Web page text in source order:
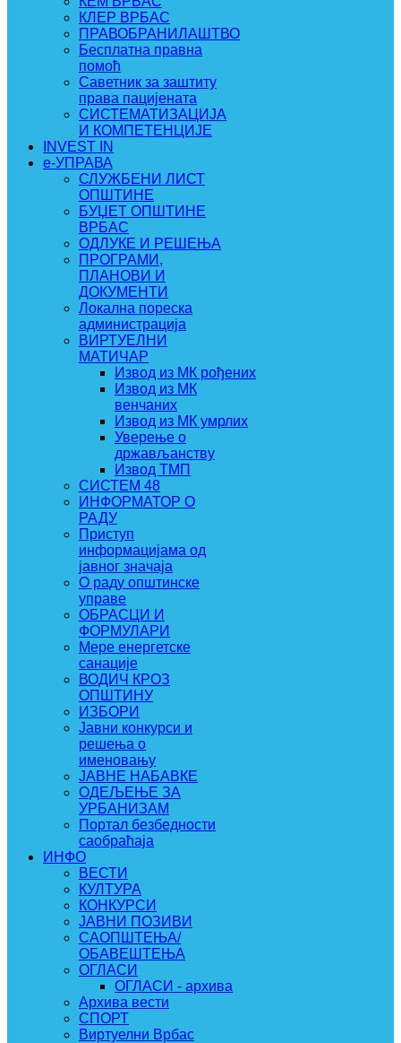
КЛЕР ВРБАС
ПРАВОБРАНИЛАШТВО
Бесплатна правна
помоћ
Саветник за заштиту
права пацијената
СИСТЕМАТИЗАЦИЈА
И КОМПЕТЕНЦИЈЕ
INVEST IN
e-УПРАВА
СЛУЖБЕНИ ЛИСТ
ОПШТИНЕ
БУЏЕТ ОПШТИНЕ
ВРБАС
ОДЛУКЕ И РЕШЕЊА
ПРОГРАМИ,
ПЛАНОВИ И
ДОКУМЕНТИ
Локална пореска
администрација
ВИРТУЕЛНИ
МАТИЧАР
Извод из МК рођених
Извод из МК
венчаних
Извод из МК умрлих
Уверење о
држављанству
Извод ТМП
СИСТЕМ 48
ИНФОРМАТОР О
РАДУ
Приступ
информацијама од
јавног значаја
О раду општинске
управе
ОБРАСЦИ И
ФОРМУЛАРИ
Мере енергетске
санације
ВОДИЧ КРОЗ
ОПШТИНУ
ИЗБОРИ
Јавни конкурси и
решења о
именовању
ЈАВНЕ НАБАВКЕ
ОДЕЉЕЊЕ ЗА
УРБАНИЗАМ
Портал безбедности
саобраћаја
ИНФО
ВЕСТИ
КУЛТУРА
КОНКУРСИ
ЈАВНИ ПОЗИВИ
САОПШТЕЊА/
ОБАВЕШТЕЊА
ОГЛАСИ
ОГЛАСИ - архива
Архива вести
СПОРТ
Виртуелни Врбас